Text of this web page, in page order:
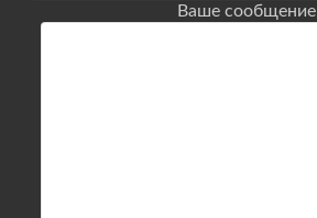
Ваше сообщение